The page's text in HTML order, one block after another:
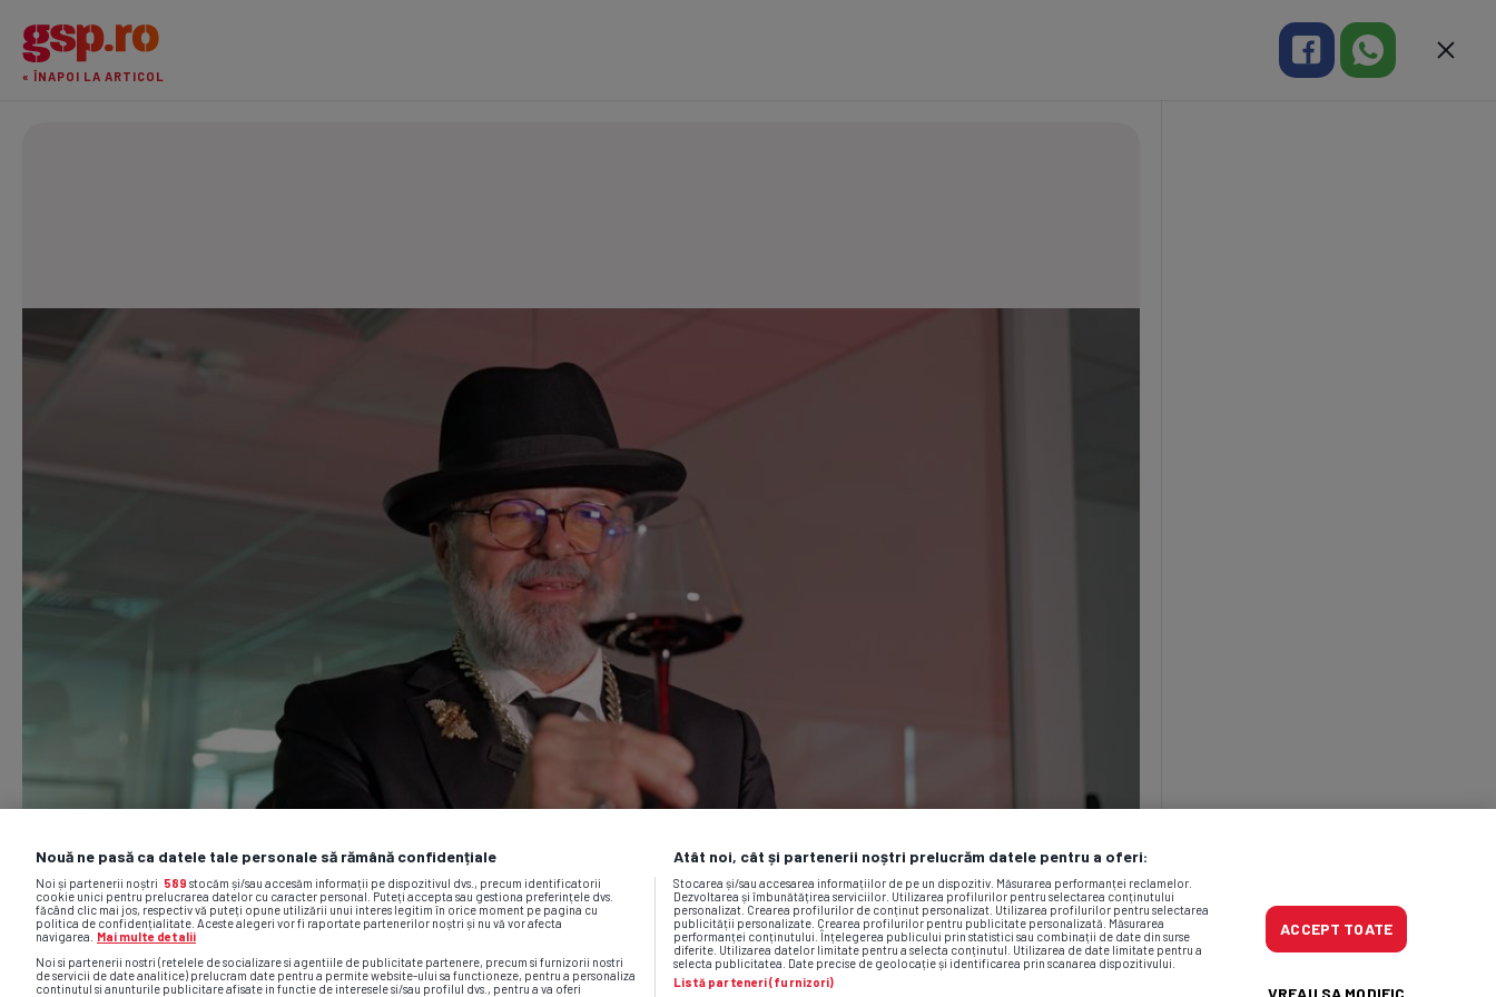
« ÎNAPOI LA ARTICOL
Nouă ne pasă ca datele tale personale să rămână confidențiale
Noi și partenerii noștri 589 stocăm și/sau accesăm informații pe dispozitivul dvs., precum identificatorii
cookie unici pentru prelucrarea datelor cu caracter personal. Puteți accepta sau gestiona preferințele dvs.
făcând clic mai jos, respectiv vă puteți opune utilizării unui interes legitim în orice moment pe pagina cu
politica de confidențialitate. Aceste alegeri vor fi raportate partenerilor noștri și nu vă vor afecta
navigarea.
Mai multe detalii
Noi si partenerii nostri (retelele de socializare si agentiile de publicitate partenere, precum si furnizorii nostri
de servicii de date analitice) prelucram date pentru a permite website-ului sa functioneze, pentru a personaliza
continutul si anunturile publicitare afisate in functie de interesele si/sau profilul dvs., pentru a va oferi
Atât noi, cât și partenerii noștri prelucrăm datele pentru a oferi:
Stocarea și/sau accesarea informațiilor de pe un dispozitiv. Măsurarea performanței reclamelor.
Dezvoltarea și îmbunătățirea serviciilor. Utilizarea profilurilor pentru selectarea conținutului
personalizat. Crearea profilurilor de conținut personalizat. Utilizarea profilurilor pentru selectarea
publicității personalizate. Crearea profilurilor pentru publicitate personalizată. Măsurarea
performanței conținutului. Înțelegerea publicului prin statistici sau combinații de date din surse
diferite. Utilizarea datelor limitate pentru a selecta conținutul. Utilizarea de date limitate pentru a
selecta publicitatea. Date precise de geolocație și identificarea prin scanarea dispozitivului.
Listă parteneri (furnizori)
ACCEPT TOATE
VREAU SA MODIFIC